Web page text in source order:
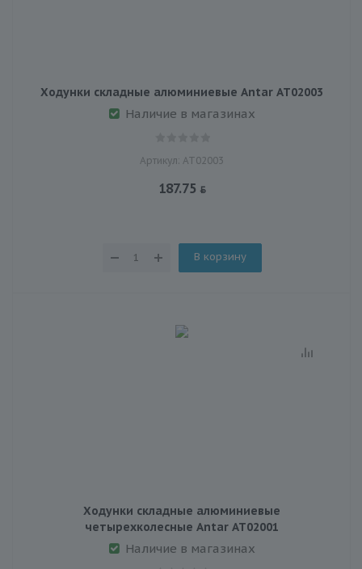
Ходунки складные алюминиевые Antar АТ02003
Наличие в магазинах
Артикул: АТ02003
187.75
В корзину
Ходунки складные алюминиевые
четырехколесные Antar АТ02001
Наличие в магазинах